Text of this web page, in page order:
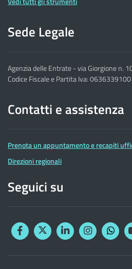
Sede Legale
Agenzia delle Entrate - via Giorgione n.
Codice Fiscale e Partita Iva:
Contatti e assistenza
Prenota un appuntamento e recapiti
Direzioni regionali
Seguici su
FacebookTwitterLinkedinInstagram